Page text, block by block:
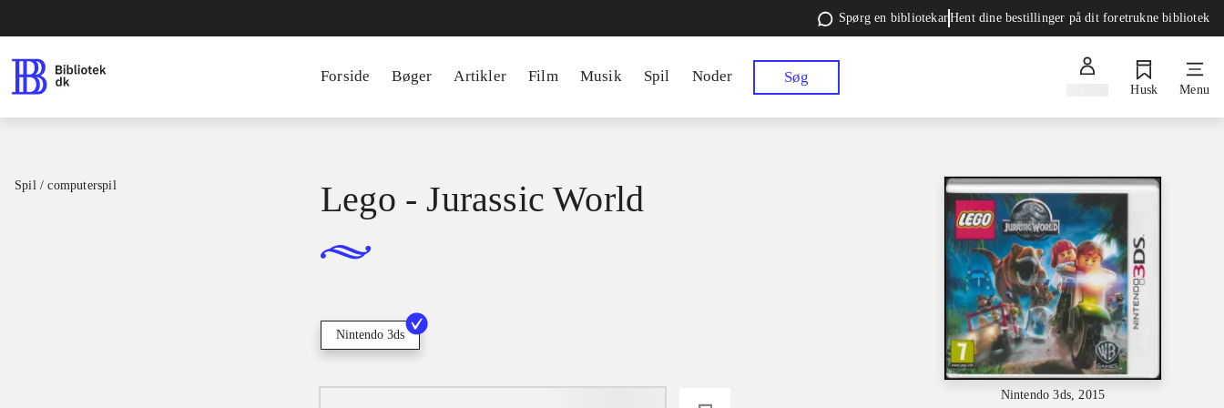
Spørg en bibliotekarHent dine bestillinger på dit foretrukne bibliotek
Forside Bøger Artikler Film Musik Spil Noder Søg
Husk Menu
Spil / computerspil
Nintendo 3ds, 2015
Lego - Jurassic World
Nintendo 3ds